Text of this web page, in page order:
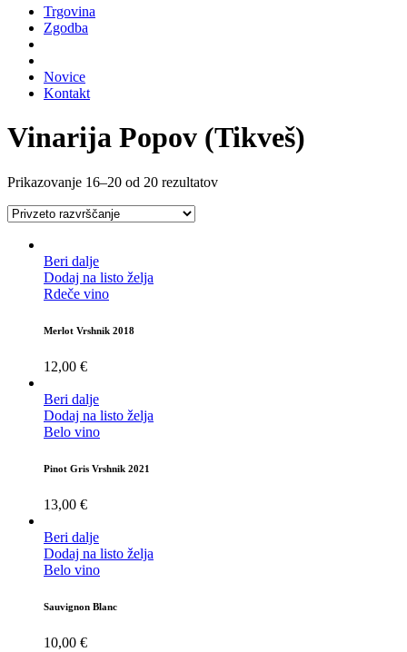
Trgovina
Zgodba
Novice
Kontakt
Vinarija Popov (Tikveš)
Prikazovanje 16–20 od 20 rezultatov
Beri dalje
Dodaj na listo želja
Rdeče vino
Merlot Vrshnik 2018
12,00 €
Beri dalje
Dodaj na listo želja
Belo vino
Pinot Gris Vrshnik 2021
13,00 €
Beri dalje
Dodaj na listo želja
Belo vino
Sauvignon Blanc
10,00 €